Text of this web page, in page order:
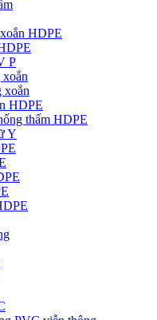
HDPE
P
xoắn
xoắn
HDPE
thấm HDPE
Y